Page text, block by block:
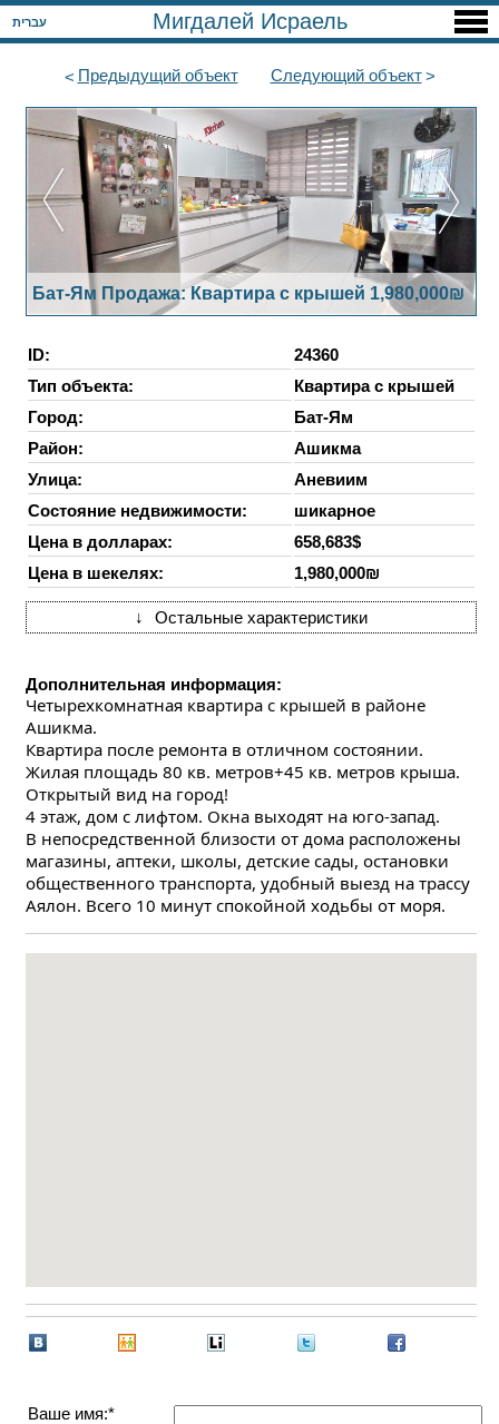
עברית Мигдалей Исраель
Предыдущийобъект Следующийобъект
Бат-Ям Продажа: Квартира с крышей 1,980,000₪
ID:
24360
Тип объекта:
Квартира с крышей
Город:
Бат-Ям
Район:
Ашикма
Улица:
Аневиим
Состояние недвижимости:
шикарное
Цена в долларах:
658,683$
Цена в шекелях:
1,980,000₪
↓ Остальные характеристики
Дополнительная информация:
Четырехкомнатная квартира с крышей в районе
Ашикма.
Квартира после ремонта в отличном состоянии.
Жилая площадь 80 кв. метров+45 кв. метров крыша.
Открытый вид на город!
4 этаж, дом с лифтом. Окна выходят на юго-запад.
В непосредственной близости от дома расположены
магазины, аптеки, школы, детские сады, остановки
общественного транспорта, удобный выезд на трассу
Аялон. Всего 10 минут спокойной ходьбы от моря.
Ваше имя:*